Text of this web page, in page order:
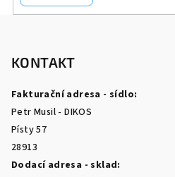
KONTAKT
Fakturační adresa - sídlo:
Petr Musil - DIKOS
Písty 57
28913
Dodací adresa - sklad: